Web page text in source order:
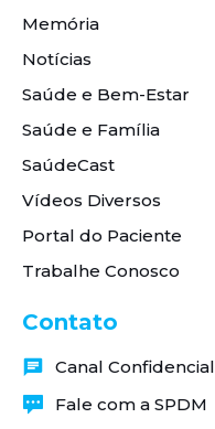
Memória
Notícias
Saúde e Bem-Estar
Saúde e Família
SaúdeCast
Vídeos Diversos
Portal do Paciente
Trabalhe Conosco
Contato
Canal Confidencial
Fale com a SPDM